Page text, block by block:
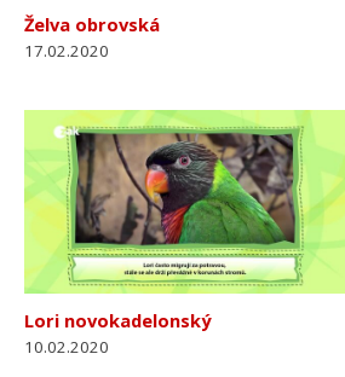
Želva obrovská
17.02.2020
Lori novokadelonský
10.02.2020